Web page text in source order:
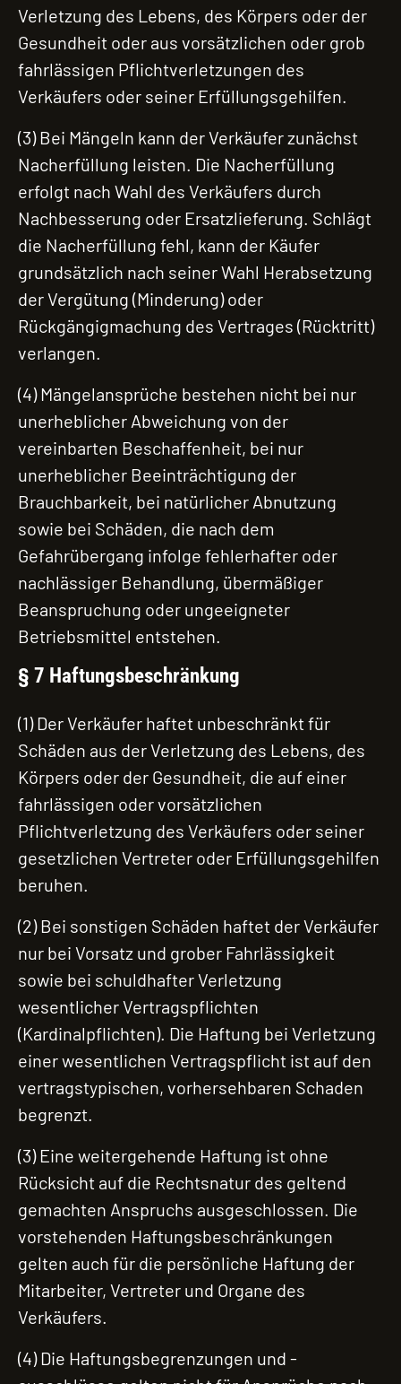
Verletzung des Lebens, des Körpers oder der
Gesundheit oder aus vorsätzlichen oder grob
fahrlässigen Pflichtverletzungen des
Verkäufers oder seiner Erfüllungsgehilfen.
(3) Bei Mängeln kann der Verkäufer zunächst
Nacherfüllung leisten. Die Nacherfüllung
erfolgt nach Wahl des Verkäufers durch
Nachbesserung oder Ersatzlieferung. Schlägt
die Nacherfüllung fehl, kann der Käufer
grundsätzlich nach seiner Wahl Herabsetzung
der Vergütung (Minderung) oder
Rückgängigmachung des Vertrages (Rücktritt)
verlangen.
(4) Mängelansprüche bestehen nicht bei nur
unerheblicher Abweichung von der
vereinbarten Beschaffenheit, bei nur
unerheblicher Beeinträchtigung der
Brauchbarkeit, bei natürlicher Abnutzung
sowie bei Schäden, die nach dem
Gefahrübergang infolge fehlerhafter oder
nachlässiger Behandlung, übermäßiger
Beanspruchung oder ungeeigneter
Betriebsmittel entstehen.
§ 7 Haftungsbeschränkung
(1) Der Verkäufer haftet unbeschränkt für
Schäden aus der Verletzung des Lebens, des
Körpers oder der Gesundheit, die auf einer
fahrlässigen oder vorsätzlichen
Pflichtverletzung des Verkäufers oder seiner
gesetzlichen Vertreter oder Erfüllungsgehilfen
beruhen.
(2) Bei sonstigen Schäden haftet der Verkäufer
nur bei Vorsatz und grober Fahrlässigkeit
sowie bei schuldhafter Verletzung
wesentlicher Vertragspflichten
(Kardinalpflichten). Die Haftung bei Verletzung
einer wesentlichen Vertragspflicht ist auf den
vertragstypischen, vorhersehbaren Schaden
begrenzt.
(3) Eine weitergehende Haftung ist ohne
Rücksicht auf die Rechtsnatur des geltend
gemachten Anspruchs ausgeschlossen. Die
vorstehenden Haftungsbeschränkungen
gelten auch für die persönliche Haftung der
Mitarbeiter, Vertreter und Organe des
Verkäufers.
(4) Die Haftungsbegrenzungen und -